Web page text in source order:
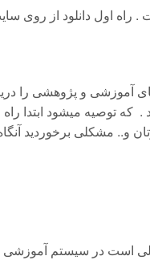
است . راه اول دانلود از روی
آموزشی و پژوهشی را
تلگرام با شماره تماس 09353113022 میباشد . که توصیه میشود
و.. مشکلی برخوردید
است در سیستم آموزشی